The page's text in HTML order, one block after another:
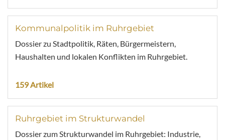
Kommunalpolitik im Ruhrgebiet
Dossier zu Stadtpolitik, Räten, Bürgermeistern,
Haushalten und lokalen Konflikten im Ruhrgebiet.
159 Artikel
Ruhrgebiet im Strukturwandel
Dossier zum Strukturwandel im Ruhrgebiet: Industrie,